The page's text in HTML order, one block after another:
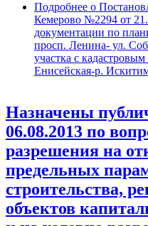
Подробнее о
Кемерово №2294 от
документации по
просп. Ленина- ул.
участка с
Енисейская-р.
Назначены
06.08.2013 по
разрешения на
предельных
строительства,
объектов